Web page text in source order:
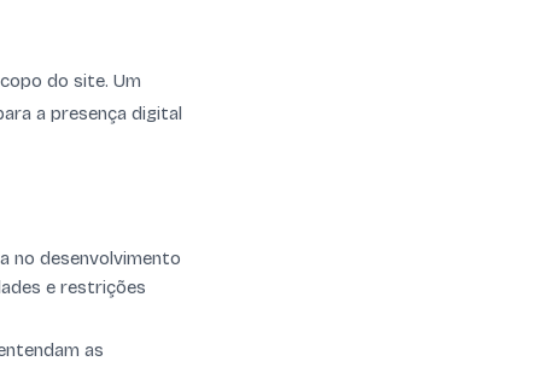
do site. Um
a presença digital
no desenvolvimento
e restrições
as